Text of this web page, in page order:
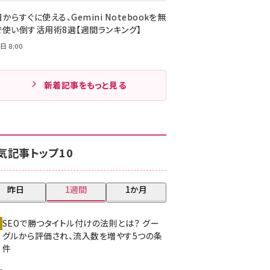
からすぐに使える、Gemini Notebookを無
い倒す活用術8選【週間ランキング】
8:00
新着記事をもっと見る
記事トップ10
昨日 1週間 1か月
SEOで勝つタイトル付けの法則とは？ グー
グルから評価され、流入数を増やす5つの条
件